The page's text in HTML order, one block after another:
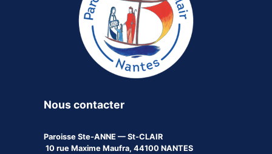
Nous contacter
Paroisse Ste-ANNE — St-CLAIR
10 rue Maxime Maufra, 44100 NANTES